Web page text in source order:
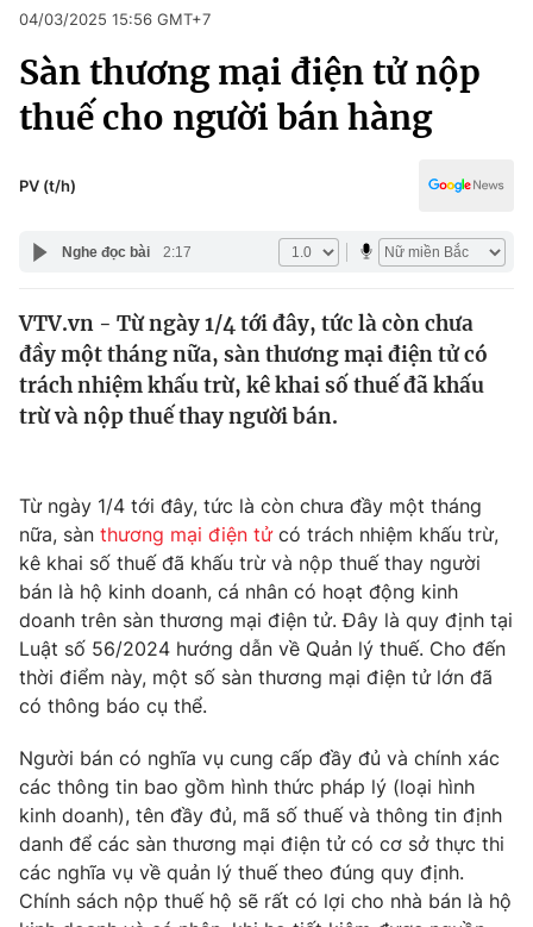
Chuyên mục
Chính trị
Pháp luật
Thế giới
Tin tức
Câu chuyện quốc tế
Tài chính
Thị trường
Góc doanh nghiệp
Dữ liệu và đời sống
Truyền hình
Phim VTV
Hậu trường
Khán giả
Giải sao mai
Giải trí
Điện ảnh
Âm nhạc
Sao
Đời sống
Du lịch
Làm đẹp
Chất lượng cuộc sống
Giáo dục
Tuyển sinh
Học trực tuyến
Công nghệ
Hitech Công nghệ tương lai
Pháp luật
Kinh tế
Thể thao
Truyền hình
Công nghệ
04/03/2025 15:56 GMT+7
Sàn thương mại điện tử nộp
thuế cho người bán hàng
PV (t/h)
Nghe đọc bài 2:17
VTV.vn - Từ ngày 1/4 tới đây, tức là còn chưa
đầy một tháng nữa, sàn thương mại điện tử có
trách nhiệm khấu trừ, kê khai số thuế đã khấu
trừ và nộp thuế thay người bán.
Từ ngày 1/4 tới đây, tức là còn chưa đầy một tháng
nữa, sàn thương mại điện tửcó trách nhiệm khấu trừ,
kê khai số thuế đã khấu trừ và nộp thuế thay người
bán là hộ kinh doanh, cá nhân có hoạt động kinh
doanh trên sàn thương mại điện tử. Đây là quy định tại
Luật số 56/2024 hướng dẫn về Quản lý thuế. Cho đến
thời điểm này, một số sàn thương mại điện tử lớn đã
có thông báo cụ thể.
Người bán có nghĩa vụ cung cấp đầy đủ và chính xác
các thông tin bao gồm hình thức pháp lý (loại hình
kinh doanh), tên đầy đủ, mã số thuế và thông tin định
danh để các sàn thương mại điện tử có cơ sở thực thi
các nghĩa vụ về quản lý thuế theo đúng quy định.
Chính sách nộp thuế hộ sẽ rất có lợi cho nhà bán là hộ